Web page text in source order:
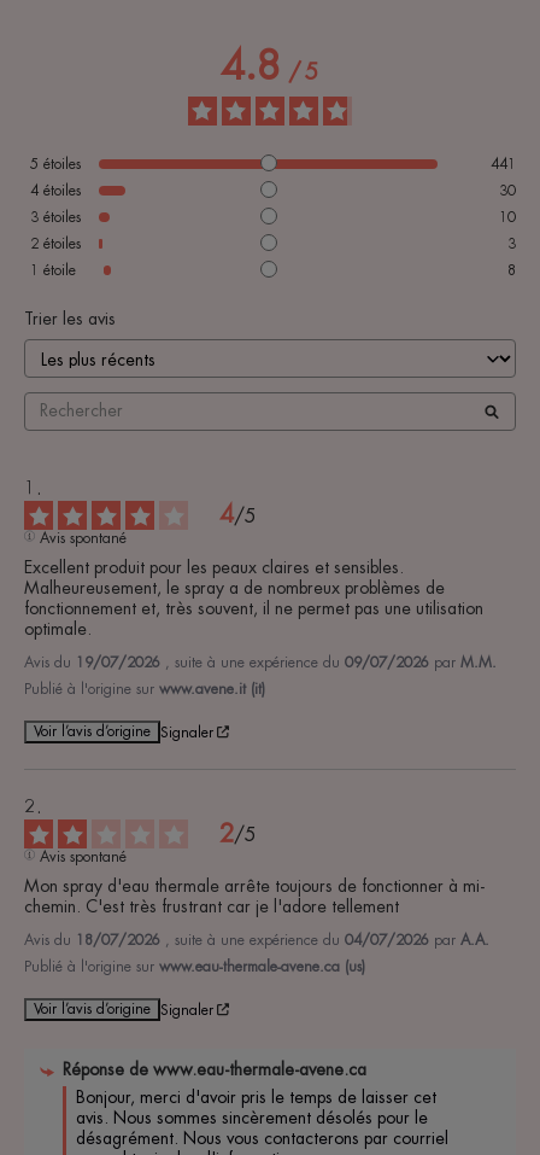
4.8 /5
5 étoiles
441
4 étoiles
30
3 étoiles
10
2 étoiles
3
1 étoile 8
Trier les avis
4/5
Avis spontané
Excellent produit pour les peaux claires et sensibles.
Malheureusement, le spray a de nombreux problèmes de
fonctionnement et, très souvent, il ne permet pas une utilisation
optimale.
Avis du 19/07/2026 , suite à une expérience du 09/07/2026 par M.M.
Publié à l'origine sur www.avene.it (it)
Voir l’avis d’origine Signaler
2/5
Avis spontané
Mon spray d'eau thermale arrête toujours de fonctionner à mi-
chemin. C'est très frustrant car je l'adore tellement
Avis du 18/07/2026 , suite à une expérience du 04/07/2026 par A.A.
Publié à l'origine sur www.eau-thermale-avene.ca (us)
Voir l’avis d’origine Signaler
Réponse de www.eau-thermale-avene.ca
Bonjour, merci d'avoir pris le temps de laisser cet
avis. Nous sommes sincèrement désolés pour le
désagrément. Nous vous contacterons par courriel